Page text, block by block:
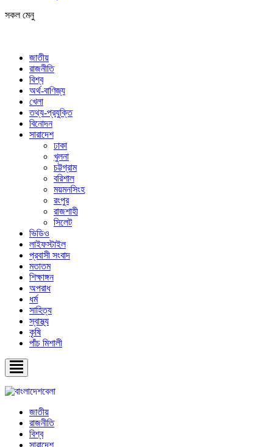
সকল মেনু
জাতীয়
রাজনীতি
বিশ্ব
অর্থ-বাণিজ্য
খেলা
তথ্য-প্রযুক্তি
বিনোদন
সারাদেশ
ঢাকা
খুলনা
চট্টগ্রাম
বরিশাল
ময়মনসিংহ
রংপুর
রাজশাহী
সিলেট
ভিডিও
লাইফস্টাইল
প্রবাসী সংবাদ
মতাতম
শিক্ষাঙ্গন
অপরাধ
ধর্ম
সাহিত্য
স্বাস্থ্য
কৃষি
পাঁচ মিশালী
জাতীয়
রাজনীতি
বিশ্ব
সারাদেশ